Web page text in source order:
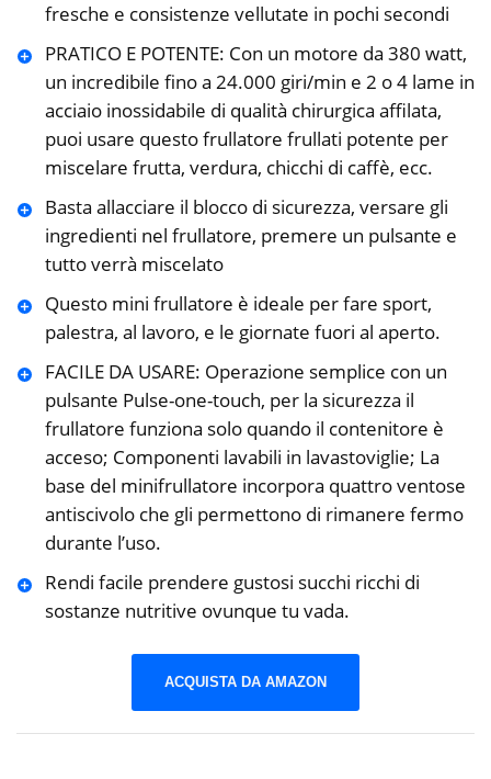
fresche e consistenze vellutate in pochi secondi
PRATICO E POTENTE: Con un motore da 380 watt,
un incredibile fino a 24.000 giri/min e 2 o 4 lame in
acciaio inossidabile di qualità chirurgica affilata,
puoi usare questo frullatore frullati potente per
miscelare frutta, verdura, chicchi di caffè, ecc.
Basta allacciare il blocco di sicurezza, versare gli
ingredienti nel frullatore, premere un pulsante e
tutto verrà miscelato
Questo mini frullatore è ideale per fare sport,
palestra, al lavoro, e le giornate fuori al aperto.
FACILE DA USARE: Operazione semplice con un
pulsante Pulse-one-touch, per la sicurezza il
frullatore funziona solo quando il contenitore è
acceso; Componenti lavabili in lavastoviglie; La
base del minifrullatore incorpora quattro ventose
antiscivolo che gli permettono di rimanere fermo
durante l’uso.
Rendi facile prendere gustosi succhi ricchi di
sostanze nutritive ovunque tu vada.
ACQUISTA DA AMAZON